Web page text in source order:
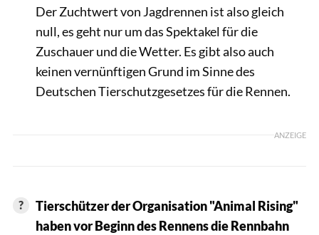
Der Zuchtwert von Jagdrennen ist also gleich
null, es geht nur um das Spektakel für die
Zuschauer und die Wetter. Es gibt also auch
keinen vernünftigen Grund im Sinne des
Deutschen Tierschutzgesetzes für die Rennen.
ANZEIGE
Tierschützer der Organisation "Animal Rising"
haben vor Beginn des Rennens die Rennbahn